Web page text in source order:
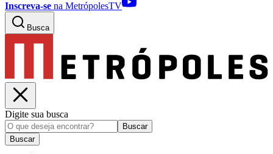
Inscreva-se na MetrópolesTV
Busca
Digite sua busca
Buscar
Buscar